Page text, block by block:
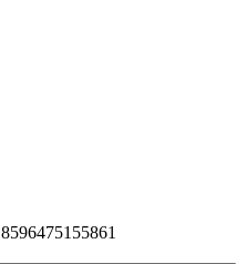
8596475155861